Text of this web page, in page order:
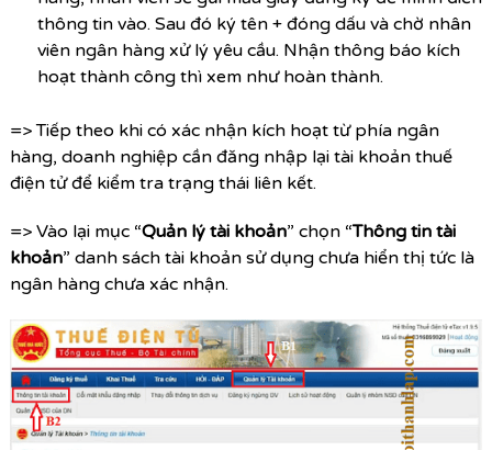
thông tin vào. Sau đó ký tên + đóng dấu và chờ nhân
viên ngân hàng xử lý yêu cầu. Nhận thông báo kích
hoạt thành công thì xem như hoàn thành.
=> Tiếp theo khi có xác nhận kích hoạt từ phía ngân
hàng, doanh nghiệp cần đăng nhập lại tài khoản thuế
điện tử để kiểm tra trạng thái liên kết.
=> Vào lại mục “Quản lý tài khoản” chọn “Thông tin tài
khoản” danh sách tài khoản sử dụng chưa hiển thị tức là
ngân hàng chưa xác nhận.